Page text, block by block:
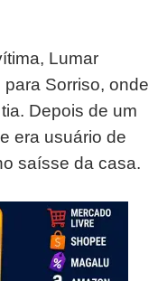
Lumar
Sorriso, onde
Depois de um
era usuário de
saísse da casa.